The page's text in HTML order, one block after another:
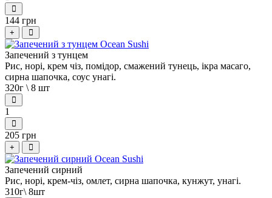
144 грн
+
Запечений з тунцем
Рис, норі, крем чіз, помідор, смажений тунець, ікра масаго,
сирна шапочка, соус унагі.
320г \ 8 шт
1
205 грн
+
Запечений сирний
Рис, норі, крем-чіз, омлет, сирна шапочка, кунжут, унагі.
310г\ 8шт